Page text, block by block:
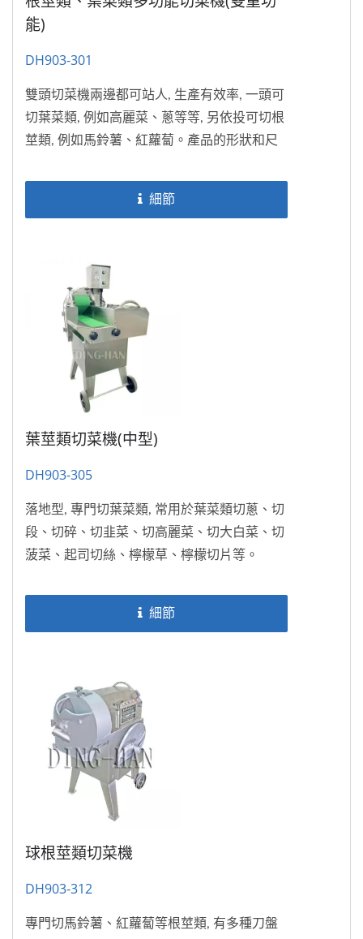
能)
DH903-301
雙頭切菜機兩邊都可站人, 生產有效率, 一頭可
切葉菜類, 例如高麗菜、蔥等等, 另依投可切根
莖類, 例如馬鈴薯、紅蘿蔔。產品的形狀和尺
細節
葉莖類切菜機(中型)
DH903-305
落地型, 專門切葉菜類, 常用於葉菜類切蔥、切
段、切碎、切韭菜、切高麗菜、切大白菜、切
菠菜、起司切絲、檸檬草、檸檬切片等。
細節
球根莖類切菜機
DH903-312
專門切馬鈴薯、紅蘿蔔等根莖類, 有多種刀盤